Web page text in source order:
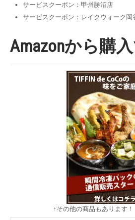
サービスクーポン：甲州勝沼店
サービスクーポン：レイクウォーク岡
Amazonから購
↑その他の商品もあります